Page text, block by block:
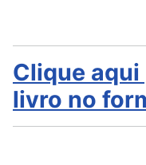
Clique
livro no